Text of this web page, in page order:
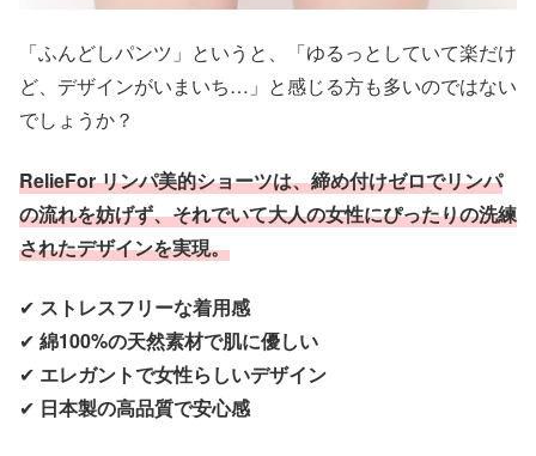
「ふんどしパンツ」というと、「ゆるっとしていて楽だけ
ど、デザインがいまいち…」と感じる方も多いのではない
でしょうか？
RelieFor リンパ美的ショーツは、締め付けゼロでリンパ
の流れを妨げず、それでいて大人の女性にぴったりの洗練
されたデザインを実現。
✔ ストレスフリーな着用感
✔ 綿100%の天然素材で肌に優しい
✔ エレガントで女性らしいデザイン
✔ 日本製の高品質で安心感